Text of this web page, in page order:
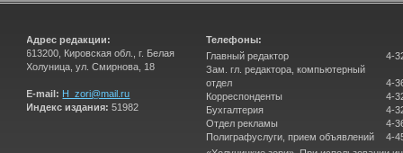
Адрес редакции:
613200, Кировская обл., г. Белая
Холуница, ул. Смирнова, 18
E-mail: H_zori@mail.ru
Индекс издания: 51982
Телефоны:
Главный редактор
Зам. гл. редактора, компьютерный
отдел
Корреспонденты
Бухгалтерия
Отдел рекламы
Полиграфуслуги, прием объявлений
4-
4-
4-
4-
4-
4-